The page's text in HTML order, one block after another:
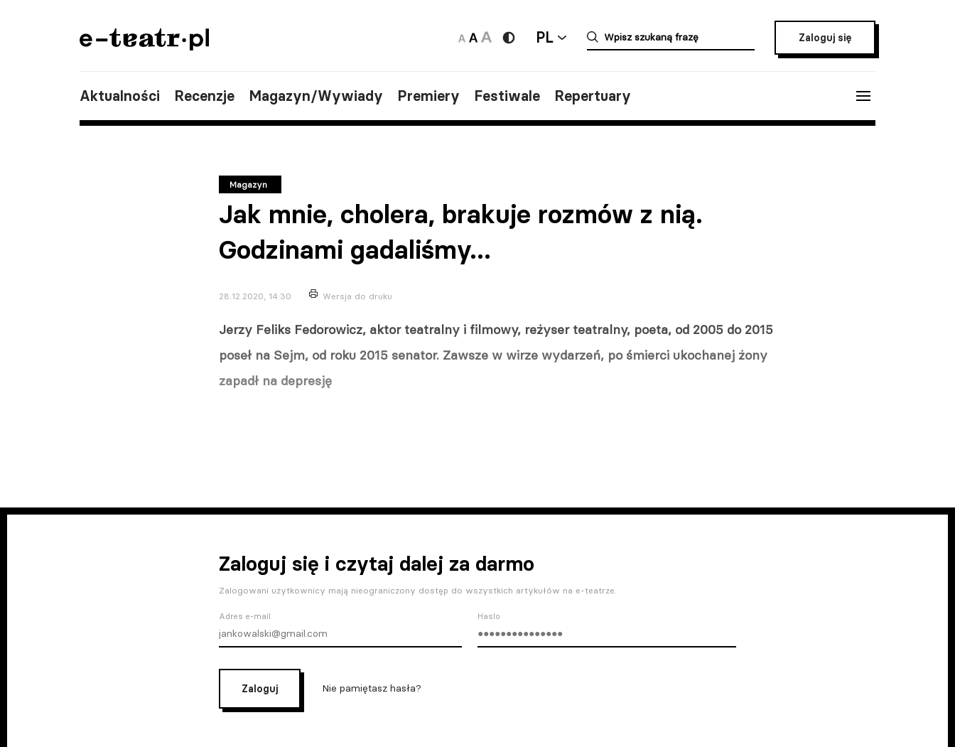
PL Zaloguj się
Aktualności Recenzje Magazyn/Wywiady Premiery Festiwale Repertuary
Magazyn
Jak mnie, cholera, brakuje rozmów z nią.
Godzinami gadaliśmy...
28.12.2020, 14:30 Wersja do druku
Jerzy Feliks Fedorowicz, aktor teatralny i filmowy, reżyser teatralny, poeta, od 2005 do 2015
poseł na Sejm, od roku 2015 senator. Zawsze w wirze wydarzeń, po śmierci ukochanej żony
zapadł na depresję
Zaloguj się i czytaj dalej za darmo
Zalogowani użytkownicy mają nieograniczony dostęp do wszystkich artykułów na e-teatrze.
Adres e-mail Haslo
Zaloguj Nie pamiętasz hasła?